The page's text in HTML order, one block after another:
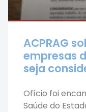
ACPRAG
empresas
seja
Ofício foi
Saúde do